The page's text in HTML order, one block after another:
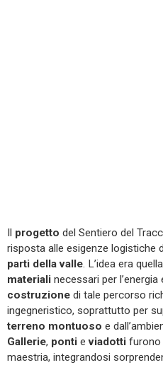
Il progetto del Sentiero del
risposta alle esigenze logistiche
parti della valle. L’idea era
materiali necessari per l’energia
costruzione di tale percorso
ingegneristico, soprattutto per
terreno montuoso e
Gallerie, ponti eviadotti furono
maestria, integrandosi